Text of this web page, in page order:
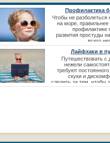
Профилактика
Чтобы не разболеться
на море, правильнее
профилактике
развития простуды
всего
Лайфхаки в
Путешествовать с
нежели
требуют
скуки и
следить за тем, чтобы